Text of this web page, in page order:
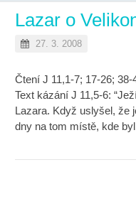
Lazar o
27. 3. 2008
Čtení J 11,1-7; 17-26; 38-
Text kázání J 11,5-6:
Lazara. Když uslyšel, že
dny na tom místě, kde